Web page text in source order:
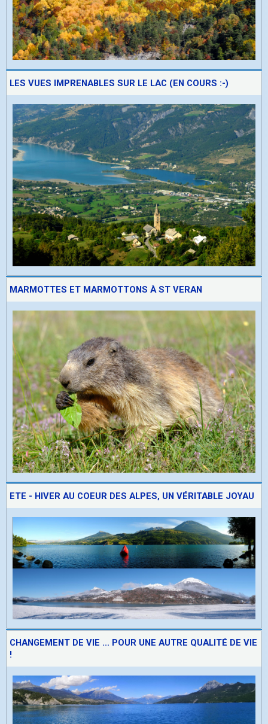
LES VUES IMPRENABLES SUR LE LAC (EN COURS :-)
MARMOTTES ET MARMOTTONS À ST VERAN
ETE - HIVER AU COEUR DES ALPES, UN VÉRITABLE JOYAU
CHANGEMENT DE VIE ... POUR UNE AUTRE QUALITÉ DE VIE
!